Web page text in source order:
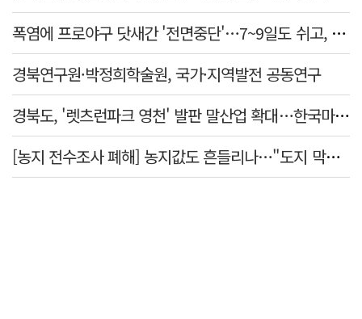
폭염에 프로야구 닷새간 '전면중단'…7~9일도 쉬고, 11일 재개
경북연구원·박정희학술원, 국가·지역발전 공동연구
경북도, '렛츠런파크 영천' 발판 말산업 확대…한국마사회 유치도 총력
[농지 전수조사 폐해] 농지값도 흔들리나…"도지 막히면 헐값 매물 나올 수도"